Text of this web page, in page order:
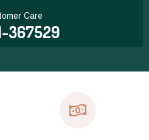
Care
367529